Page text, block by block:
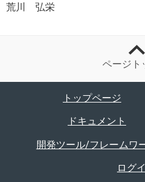
荒川 弘栄
ページト
トップページ
ドキュメント
開発ツール/フレームワ
ログ